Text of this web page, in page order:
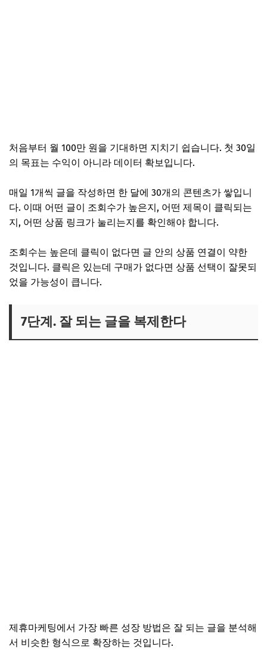
처음부터 월 100만 원을 기대하면 지치기 쉽습니다. 첫 30일
의 목표는 수익이 아니라 데이터 확보입니다.
매일 1개씩 글을 작성하면 한 달에 30개의 콘텐츠가 쌓입니
다. 이때 어떤 글이 조회수가 높은지, 어떤 제목이 클릭되는
지, 어떤 상품 링크가 눌리는지를 확인해야 합니다.
조회수는 높은데 클릭이 없다면 글 안의 상품 연결이 약한
것입니다. 클릭은 있는데 구매가 없다면 상품 선택이 잘못되
었을 가능성이 큽니다.
7단계. 잘 되는 글을 복제한다
제휴마케팅에서 가장 빠른 성장 방법은 잘 되는 글을 분석해
서 비슷한 형식으로 확장하는 것입니다.